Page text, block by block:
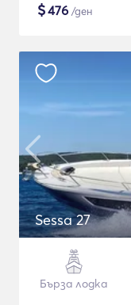
$476 /ден
Sessa 27
Бърза лодка